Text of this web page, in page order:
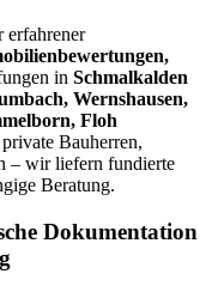
erfahrener
in Schmalkalden
Wernshausen,
Floh
Bauherren,
– wir liefern fundierte
Beratung.
Dokumentation